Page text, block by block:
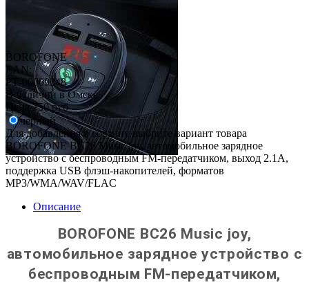
BOROFONE
EAN:
РТ-00000348
В наличии в Омске
Цена750 руб
черный
Для добавления в корзину выбрите вариант товара
BOROFONE BC26 Music joy, автомобильное зарядное
устройство с беспроводным FM-передатчиком, выход 2.1A,
поддержка USB флэш-накопителей, форматов
MP3/WMA/WAV/FLAC
Описание
BOROFONE BC26 Music joy,
автомобильное зарядное устройство с
беспроводным FM-передатчиком,